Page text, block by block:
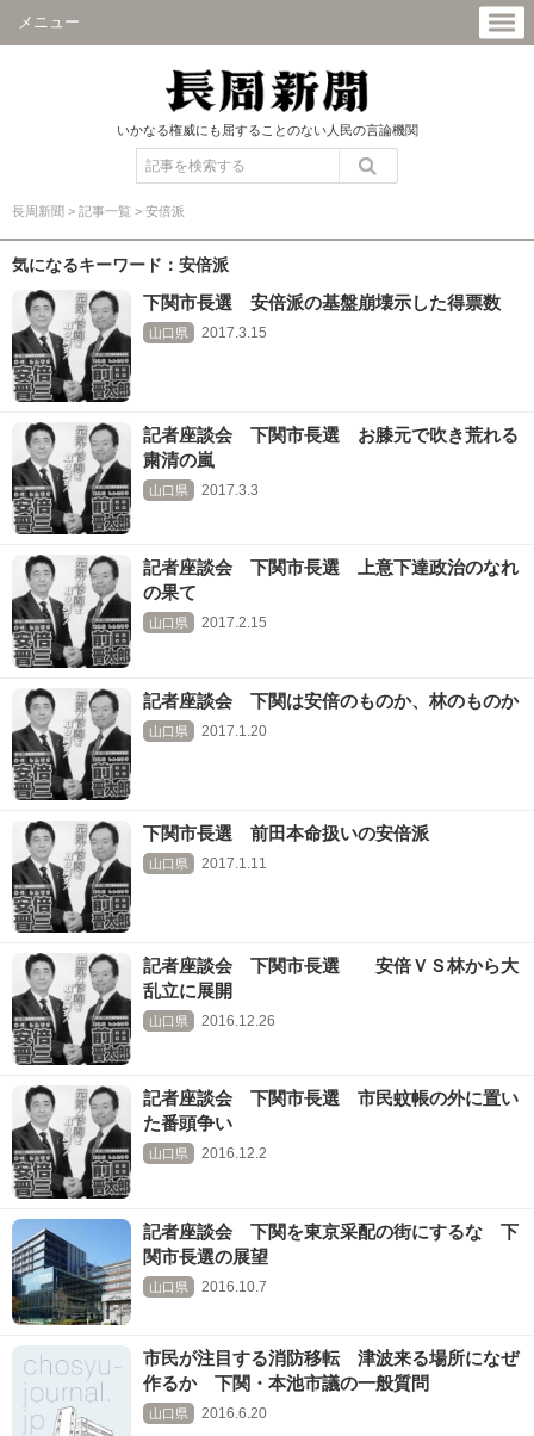
メニュー
いかなる権威にも屈することのない人民の言論機関
長周新聞 > 記事一覧 > 安倍派
気になるキーワード：安倍派
下関市長選 安倍派の基盤崩壊示した得票数
山口県 2017.3.15
記者座談会 下関市長選 お膝元で吹き荒れる
粛清の嵐
山口県 2017.3.3
記者座談会 下関市長選 上意下達政治のなれ
の果て
山口県 2017.2.15
記者座談会 下関は安倍のものか、林のものか
山口県 2017.1.20
下関市長選 前田本命扱いの安倍派
山口県 2017.1.11
記者座談会 下関市長選 安倍ＶＳ林から大
乱立に展開
山口県 2016.12.26
記者座談会 下関市長選 市民蚊帳の外に置い
た番頭争い
山口県 2016.12.2
記者座談会 下関を東京采配の街にするな 下
関市長選の展望
山口県 2016.10.7
市民が注目する消防移転 津波来る場所になぜ
作るか 下関・本池市議の一般質問
山口県 2016.6.20